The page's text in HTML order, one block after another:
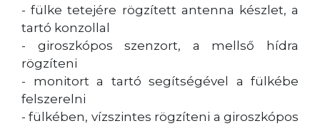
- fülke tetejére rögzített antenna készlet, a
tartó konzollal
- giroszkópos szenzort, a mellső hídra
rögzíteni
- monitort a tartó segítségével a fülkébe
felszerelni
- fülkében, vízszintes rögzíteni a giroszkópos